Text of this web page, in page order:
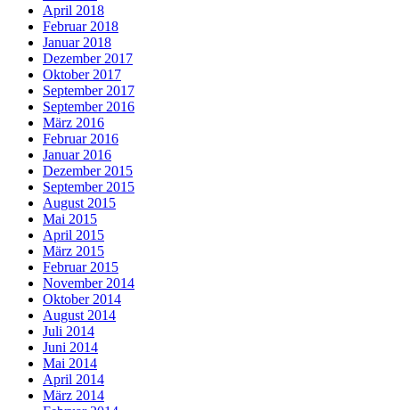
April 2018
Februar 2018
Januar 2018
Dezember 2017
Oktober 2017
September 2017
September 2016
März 2016
Februar 2016
Januar 2016
Dezember 2015
September 2015
August 2015
Mai 2015
April 2015
März 2015
Februar 2015
November 2014
Oktober 2014
August 2014
Juli 2014
Juni 2014
Mai 2014
April 2014
März 2014